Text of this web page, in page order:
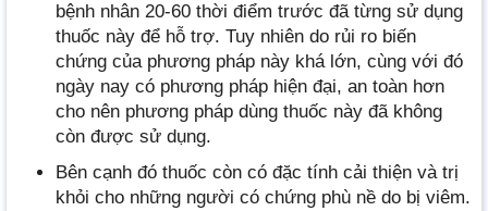
bệnh nhân 20-60 thời điểm trước đã từng sử dụng
thuốc này để hỗ trợ. Tuy nhiên do rủi ro biến
chứng của phương pháp này khá lớn, cùng với đó
ngày nay có phương pháp hiện đại, an toàn hơn
cho nên phương pháp dùng thuốc này đã không
còn được sử dụng.
Bên cạnh đó thuốc còn có đặc tính cải thiện và trị
khỏi cho những người có chứng phù nề do bị viêm.